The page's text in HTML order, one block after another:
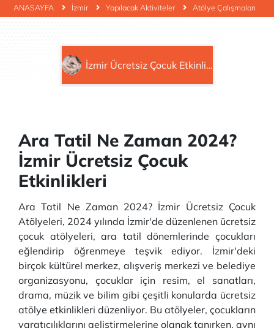
ANASAYFA İzmir Yapılacak Aktiviteler Atölye Çalışmaları
İzmir Ücretsiz Çocuk Etkinlikleri
Ara Tatil Ne Zaman 2024?
İzmir Ücretsiz Çocuk
Etkinlikleri
Ara Tatil Ne Zaman 2024? İzmir Ücretsiz Çocuk
Atölyeleri, 2024 yılında İzmir'de düzenlenen ücretsiz
çocuk atölyeleri, ara tatil dönemlerinde çocukları
eğlendirip öğrenmeye teşvik ediyor. İzmir'deki
birçok kültürel merkez, alışveriş merkezi ve belediye
organizasyonu, çocuklar için resim, el sanatları,
drama, müzik ve bilim gibi çeşitli konularda ücretsiz
atölye etkinlikleri düzenliyor. Bu atölyeler, çocukların
yaratıcılıklarını geliştirmelerine olanak tanırken, aynı